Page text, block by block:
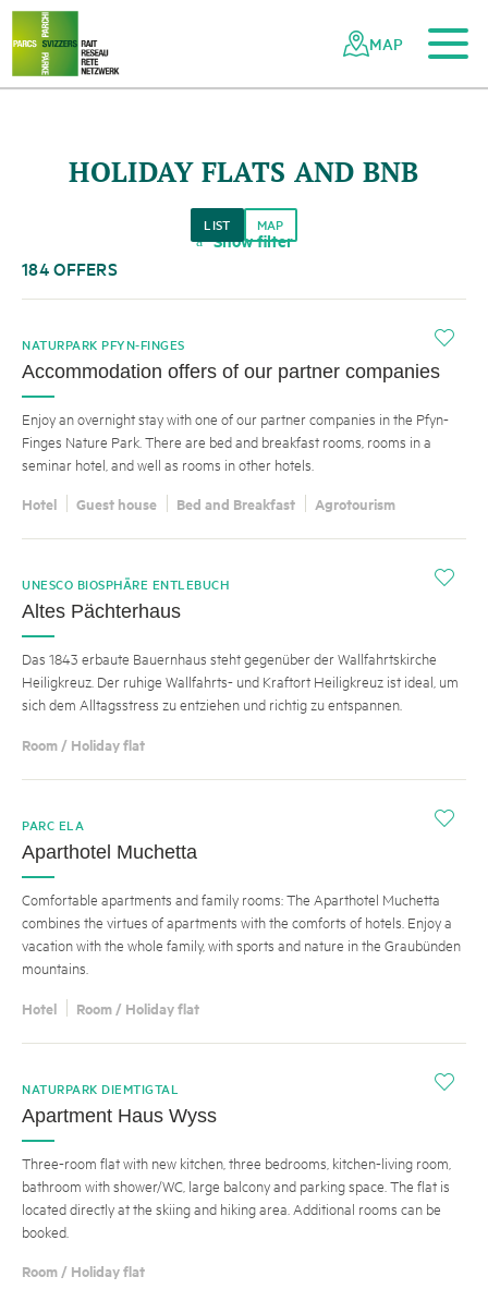
Navigating
the
Swiss
parks
Quick
navigation
To the main content
To the mobile navigation
To search
To the footer
To the sitemap
MAP
HOLIDAY FLATS AND BNB
a Show filter
LIST MAP
184 OFFERS
i
NATURPARK PFYN-FINGES
Accommodation offers of our partner companies
Enjoy an overnight stay with one of our partner companies in the Pfyn-
Finges Nature Park. There are bed and breakfast rooms, rooms in a
seminar hotel, and well as rooms in other hotels.
Hotel Guest house Bed and Breakfast Agrotourism
i
UNESCO BIOSPHÄRE ENTLEBUCH
Altes Pächterhaus
Das 1843 erbaute Bauernhaus steht gegenüber der Wallfahrtskirche
Heiligkreuz. Der ruhige Wallfahrts- und Kraftort Heiligkreuz ist ideal, um
sich dem Alltagsstress zu entziehen und richtig zu entspannen.
Room / Holiday flat
i
PARC ELA
Aparthotel Muchetta
Comfortable apartments and family rooms: The Aparthotel Muchetta
combines the virtues of apartments with the comforts of hotels. Enjoy a
vacation with the whole family, with sports and nature in the Graubünden
mountains.
Hotel Room / Holiday flat
i
NATURPARK DIEMTIGTAL
Apartment Haus Wyss
Three-room flat with new kitchen, three bedrooms, kitchen-living room,
bathroom with shower/WC, large balcony and parking space. The flat is
located directly at the skiing and hiking area. Additional rooms can be
booked.
Room / Holiday flat